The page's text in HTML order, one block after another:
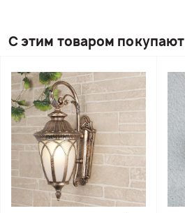
С этим товаром покупают